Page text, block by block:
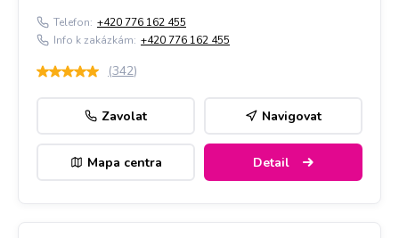
Telefon: +420 776 162 455
Info k zakázkám: +420 776 162 455
(342)
Zavolat Navigovat
Mapa centra Detail